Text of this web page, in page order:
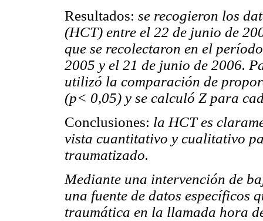
Resultados: se recogieron los
(HCT) entre el 22 de junio de
que se recolectaron en el
2005 y el 21 de junio de 2006.
utilizó la comparación de
(p< 0,05) y se calculó Z para
Conclusiones: la HCT es
vista cuantitativo y cualitativo
traumatizado.
Mediante una intervención de
una fuente de datos específicos
traumática en la llamada hora